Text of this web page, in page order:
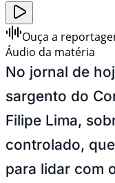
Ouça a
Áudio da matéria
No jornal de
sargento do
Filipe Lima,
controlado,
para lidar com